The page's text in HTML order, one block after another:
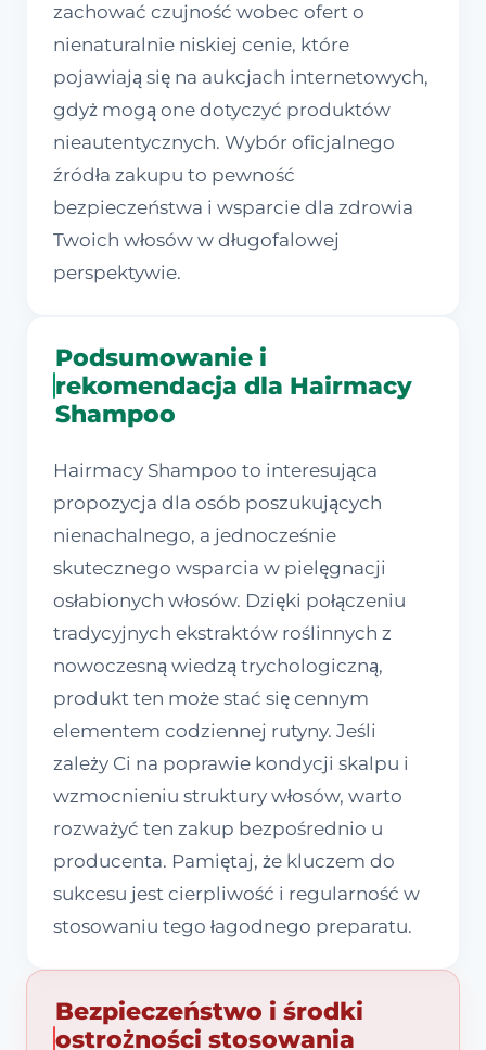
zachować czujność wobec ofert o
nienaturalnie niskiej cenie, które
pojawiają się na aukcjach internetowych,
gdyż mogą one dotyczyć produktów
nieautentycznych. Wybór oficjalnego
źródła zakupu to pewność
bezpieczeństwa i wsparcie dla zdrowia
Twoich włosów w długofalowej
perspektywie.
Podsumowanie i
rekomendacja dla Hairmacy
Shampoo
Hairmacy Shampoo to interesująca
propozycja dla osób poszukujących
nienachalnego, a jednocześnie
skutecznego wsparcia w pielęgnacji
osłabionych włosów. Dzięki połączeniu
tradycyjnych ekstraktów roślinnych z
nowoczesną wiedzą trychologiczną,
produkt ten może stać się cennym
elementem codziennej rutyny. Jeśli
zależy Ci na poprawie kondycji skalpu i
wzmocnieniu struktury włosów, warto
rozważyć ten zakup bezpośrednio u
producenta. Pamiętaj, że kluczem do
sukcesu jest cierpliwość i regularność w
stosowaniu tego łagodnego preparatu.
Bezpieczeństwo i środki
ostrożności stosowania